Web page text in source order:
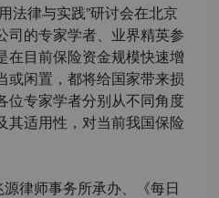
法律与实践”研讨会在北京
司的专家学者、业界精英参
在目前保险资金规模快速增
或闲置，都将给国家带来损
位专家学者分别从不同角度
其适用性，对当前我国保险
律师事务所承办、《每日